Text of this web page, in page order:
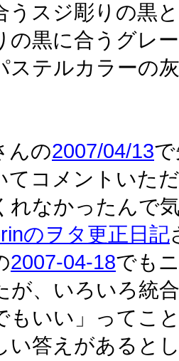
うスジ彫りの黒
の黒に合うグレ
ステルカラーの
んの2007/04/13
てコメントいた
れなかったんで
のヲタ更正日記
2007-04-18でも
が、いろいろ統
もいい」ってこ
い答えがあると